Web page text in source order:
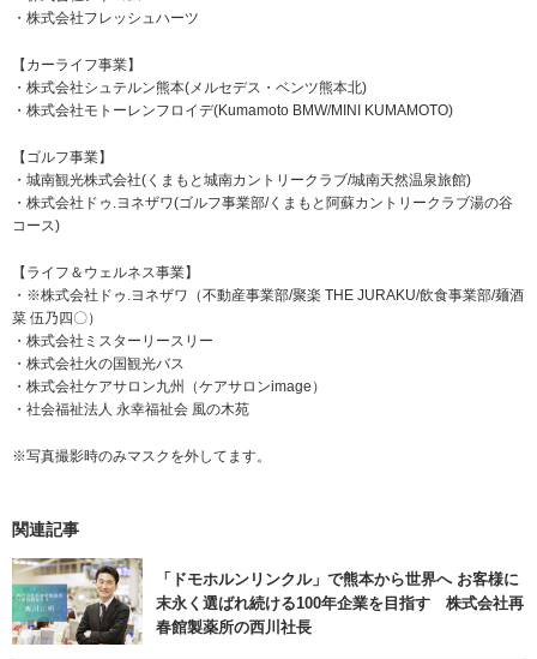
・株式会社フレッシュハーツ
【カーライフ事業】
・株式会社シュテルン熊本(メルセデス・ベンツ熊本北)
・株式会社モトーレンフロイデ(Kumamoto BMW/MINI KUMAMOTO)
【ゴルフ事業】
・城南観光株式会社(くまもと城南カントリークラブ/城南天然温泉旅館)
・株式会社ドゥ.ヨネザワ(ゴルフ事業部/くまもと阿蘇カントリークラブ湯の谷
コース)
【ライフ＆ウェルネス事業】
・※株式会社ドゥ.ヨネザワ（不動産事業部/聚楽 THE JURAKU/飲食事業部/麺酒
菜 伍乃四〇）
・株式会社ミスターリースリー
・株式会社火の国観光バス
・株式会社ケアサロン九州（ケアサロンimage）
・社会福祉法人 永幸福祉会 風の木苑
※写真撮影時のみマスクを外してます。
関連記事
「ドモホルンリンクル」で熊本から世界へ お客様に
末永く選ばれ続ける100年企業を目指す 株式会社再
春館製薬所の西川社長